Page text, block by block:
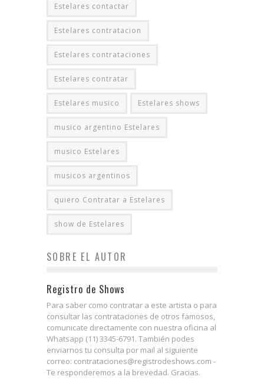
Estelares contactar
Estelares contratacion
Estelares contrataciones
Estelares contratar
Estelares musico Estelares shows
musico argentino Estelares
musico Estelares
musicos argentinos
quiero Contratar a Estelares
show de Estelares
SOBRE EL AUTOR
Registro de Shows
Para saber como contratar a este artista o para
consultar las contrataciones de otros famosos,
comunicate directamente con nuestra oficina al
Whatsapp (11) 3345-6791. También podes
enviarnos tu consulta por mail al siguiente
correo: contrataciones@registrodeshows.com -
Te responderemos a la brevedad. Gracias.